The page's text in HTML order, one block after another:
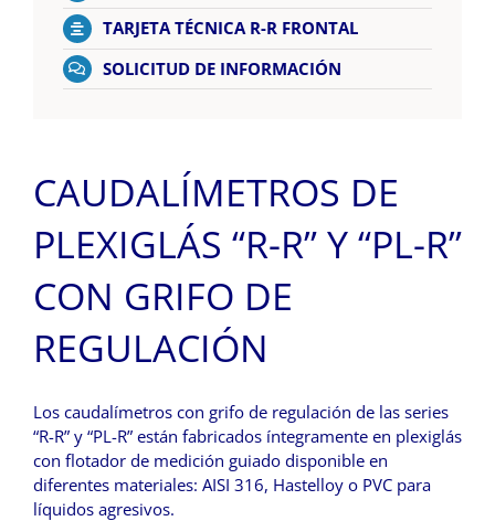
TARJETA TÉCNICA R-R FRONTAL
SOLICITUD DE INFORMACIÓN
CAUDALÍMETROS DE
PLEXIGLÁS “R-R” Y “PL-R”
CON GRIFO DE
REGULACIÓN
Los caudalímetros con grifo de regulación de las series
“R-R” y “PL-R” están fabricados íntegramente en plexiglás
con flotador de medición guiado disponible en
diferentes materiales: AISI 316, Hastelloy o PVC para
líquidos agresivos.